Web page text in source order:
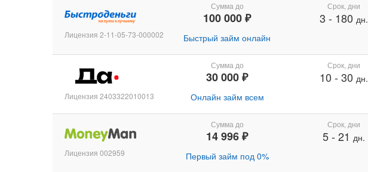
Лицензия 2-11-05-73-000002
Сумма до
100 000 ₽
Быстрый займ онлайн
Срок, дни
3 - 180 дн.
Лицензия 2403322010013
Сумма до
30 000 ₽
Онлайн займ всем
Срок, дни
10 - 30 дн.
Лицензия 002959
Сумма до
14 996 ₽
Первый займ под 0%
Срок, дни
5- 21 дн.